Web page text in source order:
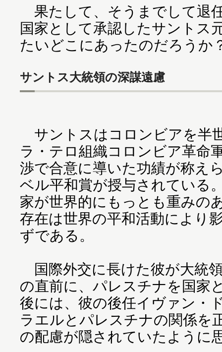
果たして、そうまでして退
国家として承認したサントス
たいどこにあったのだろうか
サントス大統領の深謀遠慮
サントスはコロンビアを半
ラ・テロ組織コロンビア革命
渉で合意に導いた功績が称え
ベル平和賞が授与されている
家が世界的にもっとも重みの
存在は世界の平和活動により
ずである。
国際外交に長けた彼が大統
の直前に、パレスチナを国家
後には、彼の後任イヴァン・
ラエルとパレスチナの関係を
の配慮が隠されていたように